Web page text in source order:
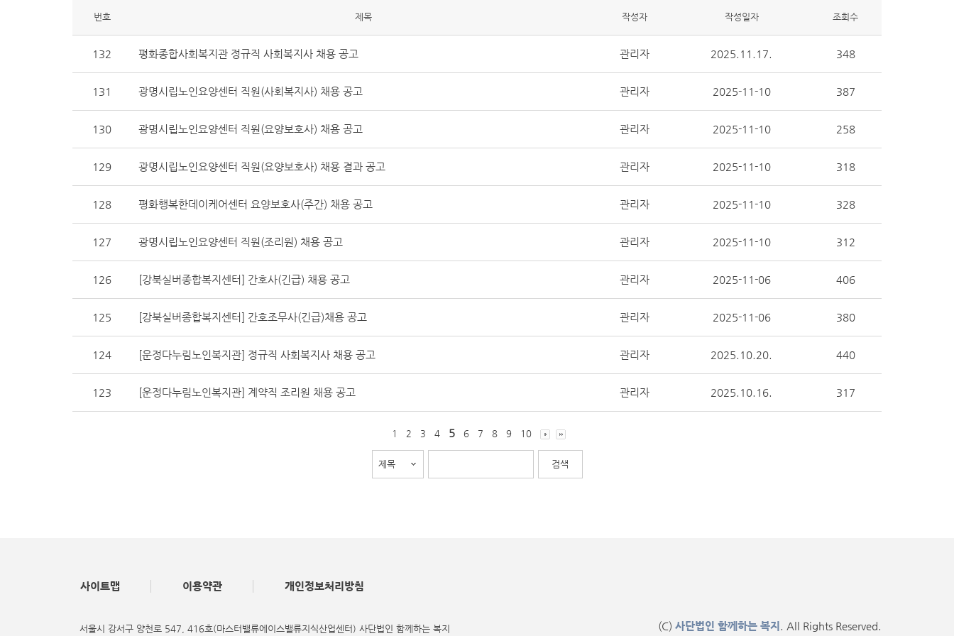
번호 제목 작성자 작성일자 조회수
132 평화종합사회복지관 정규직 사회복지사 채용 공고 관리자 2025.11.17. 348
131 광명시립노인요양센터 직원(사회복지사) 채용 공고 관리자 2025-11-10 387
130 광명시립노인요양센터 직원(요양보호사) 채용 공고 관리자 2025-11-10 258
129 광명시립노인요양센터 직원(요양보호사) 채용 결과 공고 관리자 2025-11-10 318
128 평화행복한데이케어센터 요양보호사(주간) 채용 공고 관리자 2025-11-10 328
127 광명시립노인요양센터 직원(조리원) 채용 공고 관리자 2025-11-10 312
126 [강북실버종합복지센터] 간호사(긴급) 채용 공고 관리자 2025-11-06 406
125 [강북실버종합복지센터] 간호조무사(긴급)채용 공고 관리자 2025-11-06 380
124 [운정다누림노인복지관] 정규직 사회복지사 채용 공고 관리자 2025.10.20. 440
123 [운정다누림노인복지관] 계약직 조리원 채용 공고 관리자 2025.10.16. 317
1 2 3 4 5 6 7 8 9 10
사이트맵 이용약관 개인정보처리방침
서울시 강서구 양천로 547, 416호(마스터밸류에이스밸류지식산업센터) 사단법인 함께하는 복지 (C) 사단법인 함께하는 복지 . All Rights Reserved.